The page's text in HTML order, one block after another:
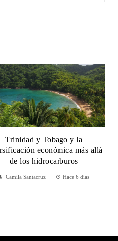
Trinidad y Tobago y la
económica más allá
de los hidrocarburos
Camila Santacruz Hace 6 días